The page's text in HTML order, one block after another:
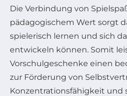
Die Verbindung von
pädagogischem Wert sorgt
spielerisch lernen und sich
entwickeln können. Somit
Vorschulgeschenke einen
zur Förderung von
Konzentrationsfähigkeit und